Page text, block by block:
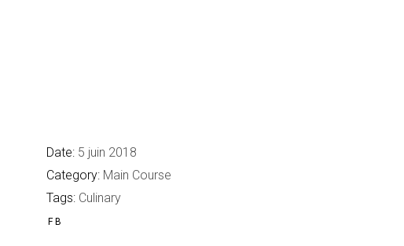
Date: 5 juin 2018
Category: Main Course
Tags: Culinary
FB